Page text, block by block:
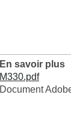
En savoir plus
M330.pdf
Document